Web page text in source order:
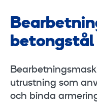
betongstål
utrustning som
och binda